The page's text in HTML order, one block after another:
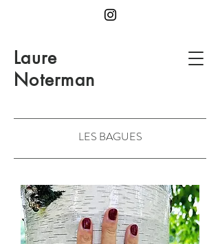
Laure
Noterman
LES BAGUES